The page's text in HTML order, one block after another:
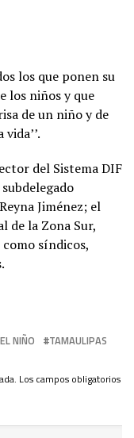
los que ponen su
los niños y que
de un niño y de
del Sistema DIF
Jiménez; el
de la Zona Sur,
síndicos,
NIÑO TAMAULIPAS
Los campos obligatorios